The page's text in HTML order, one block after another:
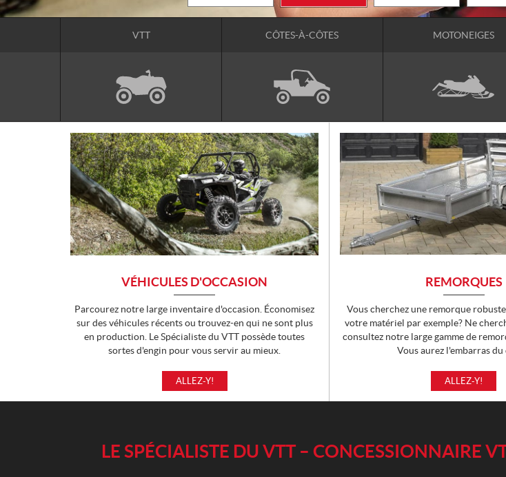
VTT CÔTES-À-CÔTES MOTONEIGES
VÉHICULES D'OCCASION
Parcourez notre large inventaire d'occasion. Économisez
sur des véhicules récents ou trouvez-en qui ne sont plus
en production. Le Spécialiste du VTT possède toutes
sortes d'engin pour vous servir au mieux.
ALLEZ-Y!
REMORQUES
Vous cherchez une remorque
votre matériel par exemple? Ne
consultez notre large gamme de
Vous aurez l'embarras du
ALLEZ-Y!
LE SPÉCIALISTE DU VTT – CONCESSIONNAIRE